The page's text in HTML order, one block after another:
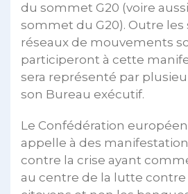
du sommet G20 (voire
sommet du G20). Outre les
réseaux de mouvements
participeront à cette
sera représenté par
son Bureau exécutif.
Le Confédération
appelle à des
contre la crise ayant
au centre de la lutte contre